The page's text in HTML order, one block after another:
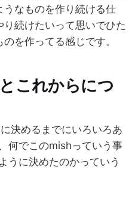
なものを作り続ける仕
続けたいって思いでひた
を作ってる感じです。
これからにつ
決めるまでにいろいろあ
何でこのmishっていう事
うに決めたのかっていう